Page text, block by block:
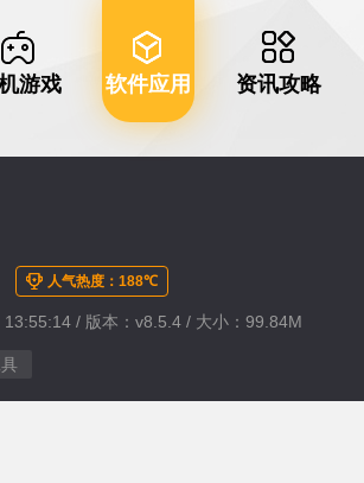
游戏 软件应用 资讯攻略
人气热度：188℃
/ 版本：v8.5.4 / 大小：99.84M